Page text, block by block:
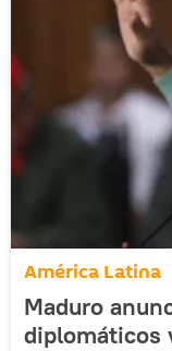
América Latina
Maduro
diplomáticos